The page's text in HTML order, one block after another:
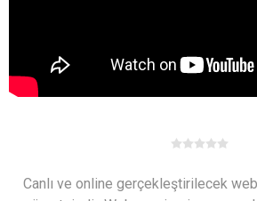
Canlı ve online gerçekleştirilecek